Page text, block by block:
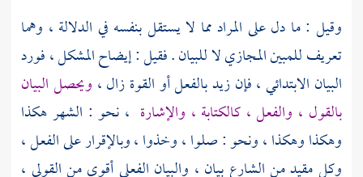
وقيل : ما دل على المراد مما لا يستقل بنفسه في الدلالة ، وهما
تعريف للمبين المجازي لا للبيان . فقيل : إيضاح المشكل ، فورد
البيان الابتدائي ، فإن زيد بالفعل أو القوة زال ، ويحصل البيان
بالقول ، والفعل ، كالكتابة ، والإشارة ، نحو : الشهر هكذا
وهكذا وهكذا ، ونحو : صلوا ، وخذوا ، وبالإقرار على الفعل ،
وكل مقيد من الشارع بيان ، والبيان الفعلي أقوى من القولي ،